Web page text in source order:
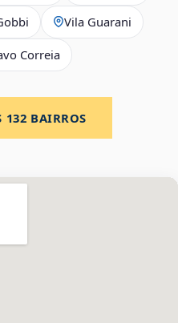
Vila Guarani
Correia
132 BAIRROS